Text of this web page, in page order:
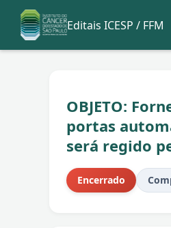
Editais ICESP / FFM
OBJETO:
portas
será regido
Encerrado